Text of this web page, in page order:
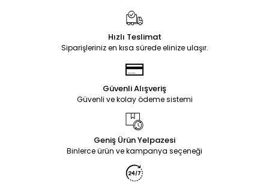
Hızlı Teslimat
Siparişleriniz en kısa sürede elinize ulaşır.
Güvenli Alışveriş
Güvenli ve kolay ödeme sistemi
Geniş Ürün Yelpazesi
Binlerce ürün ve kampanya seçeneği